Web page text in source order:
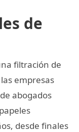
de
filtración de
empresas
abogados
desde finales